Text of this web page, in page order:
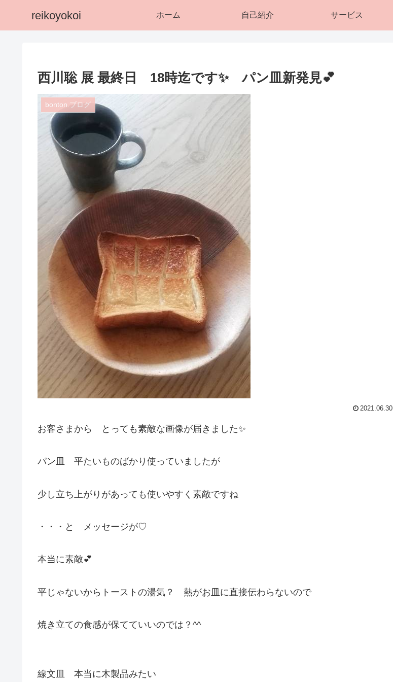
reikoyokoi ホーム 自己紹介 サービス
西川聡 展 最終日 18時迄です✨ パン皿新発見💕
bonton.ブログ
2021.06.30
お客さまから とっても素敵な画像が届きました✨
パン皿 平たいものばかり使っていましたが
少し立ち上がりがあっても使いやすく素敵ですね
・・・と メッセージが♡
本当に素敵💕
平じゃないからトーストの湯気？ 熱がお皿に直接伝わらないので
焼き立ての食感が保てていいのでは？^^
線文皿 本当に木製品みたい